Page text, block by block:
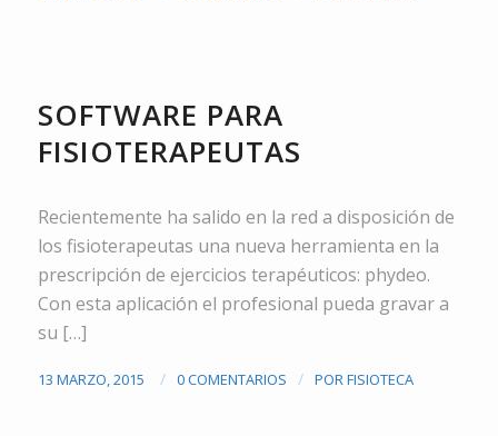
SOFTWARE PARA
FISIOTERAPEUTAS
Recientemente ha salido en la red a disposición de
los fisioterapeutas una nueva herramienta en la
prescripción de ejercicios terapéuticos: phydeo.
Con esta aplicación el profesional pueda gravar a
su […]
13 MARZO, 2015 / 0 COMENTARIOS / PORFISIOTECA